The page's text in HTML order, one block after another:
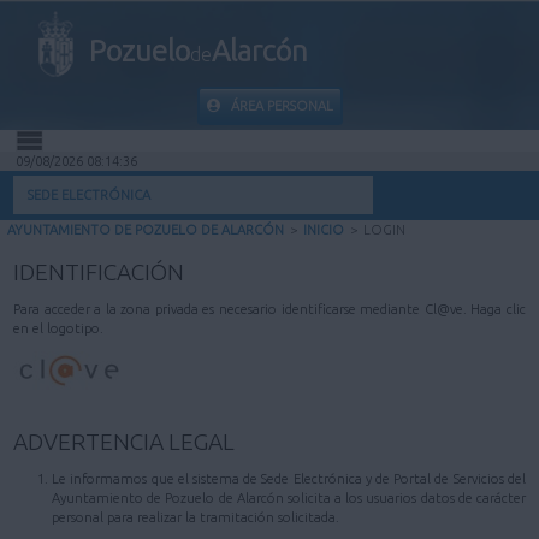
PozuelodeAlarcón
ÁREA PERSONAL
INICIO
MI CARPETA
INFORMACIÓN MUNICIPAL
AYUDA
09/08/2026 08:14:36
SEDE ELECTRÓNICA
AYUNTAMIENTO DE POZUELO DE ALARCÓN > INICIO > LOGIN
IDENTIFICACIÓN
Para acceder a la zona privada es necesario identificarse mediante Cl@ve. Haga clic
en el logotipo.
ADVERTENCIA LEGAL
Le informamos que el sistema de Sede Electrónica y de Portal de Servicios del
Ayuntamiento de Pozuelo de Alarcón solicita a los usuarios datos de carácter
personal para realizar la tramitación solicitada.